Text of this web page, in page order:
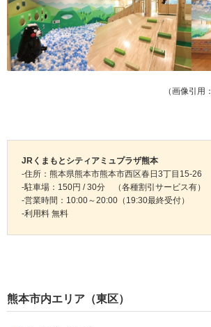
（画像引用
JRくまもとシティアミュプラザ熊本
-住所：熊本県熊本市熊本市西区春日3丁目15-26
-駐車場：150円 / 30分 （各種割引サービス有）
-営業時間：10:00～20:00（19:30最終受付）
-利用料 無料
熊本市内エリア（東区）